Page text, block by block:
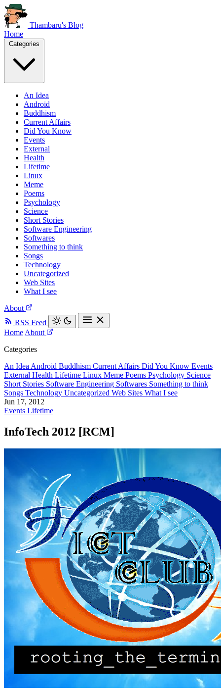
Thambaru's Blog
Home
An Idea
Android
Buddhism
Current Affairs
Did You Know
Events
External
Health
Lifetime
Linux
Meme
Poems
Psychology
Science
Short Stories
Software Engineering
Softwares
Something to think
Songs
Technology
Uncategorized
Web Sites
What I see
About
RSS Feed
Home About
Categories
An Idea Android Buddhism Current Affairs Did You Know Events
External Health Lifetime Linux Meme Poems Psychology Science
Short Stories Software Engineering Softwares Something to think
Songs Technology Uncategorized Web Sites What I see
Jun 17, 2012
Events Lifetime
InfoTech 2012 [RCM]